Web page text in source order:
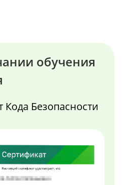
обучения
Кода Безопасности